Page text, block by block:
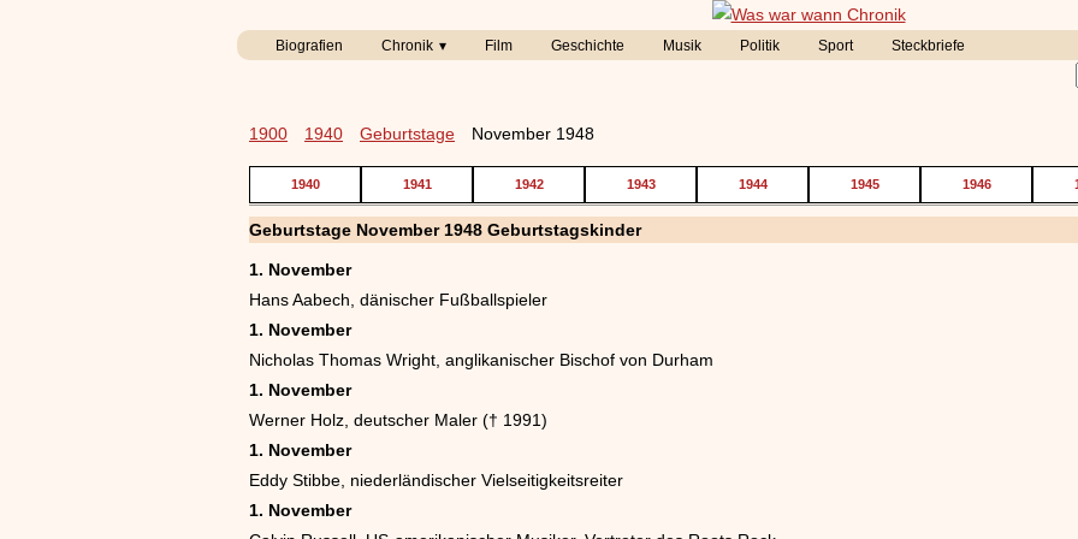
Biografien Chronik Film Geschichte Musik Politik Sport Steckbriefe
1900 1940 Geburtstage November 1948
1940 1941 1942 1943 1944 1945 1946
Geburtstage November 1948 Geburtstagskinder
1. November
Hans Aabech, dänischer Fußballspieler
1. November
Nicholas Thomas Wright, anglikanischer Bischof von Durham
1. November
Werner Holz, deutscher Maler († 1991)
1. November
Eddy Stibbe, niederländischer Vielseitigkeitsreiter
1. November